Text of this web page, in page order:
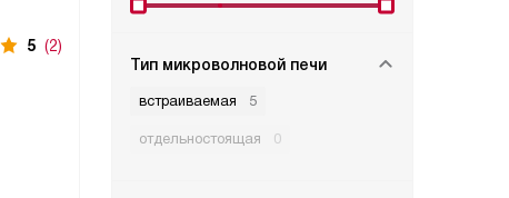
Тип микроволновой печи
встраиваемая 5
отдельностоящая 0
5 (2)